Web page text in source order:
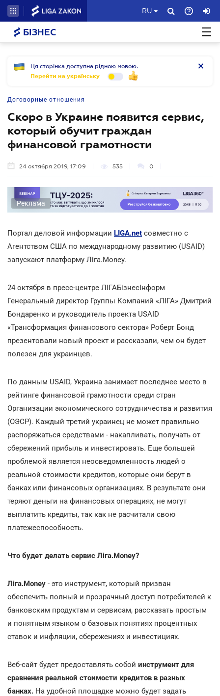
RU
БІЗНЕС
Ця сторінка доступна рідною мовою.
Перейти на українську
Договорные отношения
Скоро в Украине появится сервис,
который обучит граждан
финансовой грамотности
24 октября 2019, 17:09 535 0
Реклама
Портал деловой информации LIGA.net совместно с
Агентством США по международному развитию (USAID)
запускают платформу Ліга.Money.
24 октября в пресс-центре ЛІГАБізнесІнформ
Генеральный директор Группы Компаний «ЛІГА» Дмитрий
Бондаренко и руководитель проекта USAID
«Трансформация финансового сектора» Роберт Бонд
презентовали новый проект и рассказали, чем он будет
полезен для украинцев.
По данным USAID, Украина занимает последнее место в
рейтинге финансовой грамотности среди стран
Организации экономического сотрудничества и развития
(ОЭСР). Каждый третий украинец не может правильно
распоряжаться средствами - накапливать, получать от
сбережений прибыль и инвестировать. Еще большей
проблемой является неосведомленность людей о
реальной стоимости кредитов, которые они берут в
банках или финансовых организациях. В результате они
теряют деньги на финансовых операциях, не могут
выплатить кредиты, так как не расчитали свою
платежеспособность.
Что будет делать сервис Ліга.Money?
Ліга.Money - это инструмент, который призван
обеспечить полный и прозрачный доступ потребителей к
банковским продуктам и сервисам, рассказать простым
и понятным языком о базовых понятиях процентных
ставок и инфляции, сбережениях и инвестициях.
Веб-сайт будет предоставлять собой инструмент для
сравнения реальной стоимости кредитов в разных
банках. На удобной площадке можно будет задать